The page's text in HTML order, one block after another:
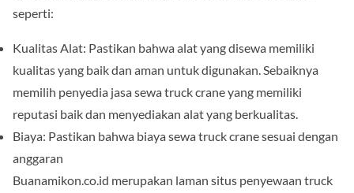
seperti:
Kualitas Alat: Pastikan bahwa alat yang disewa memiliki
kualitas yang baik dan aman untuk digunakan. Sebaiknya
memilih penyedia jasa sewa truck crane yang memiliki
reputasi baik dan menyediakan alat yang berkualitas.
Biaya: Pastikan bahwa biaya sewa truck crane sesuai dengan
anggaran
Buanamikon.co.id merupakan laman situs penyewaan truck